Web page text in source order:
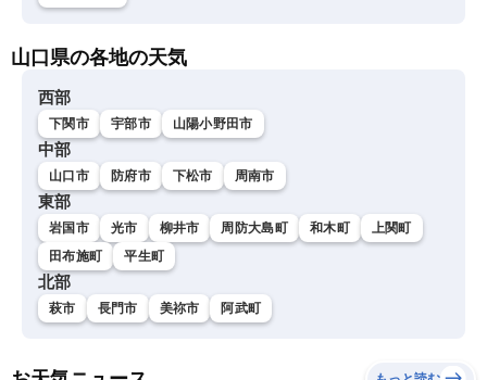
山口県の各地の天気
西部
下関市 宇部市 山陽小野田市
中部
山口市 防府市 下松市 周南市
東部
岩国市 光市 柳井市 周防大島町 和木町
上関町
田布施町
平生町
北部
萩市 長門市 美祢市 阿武町